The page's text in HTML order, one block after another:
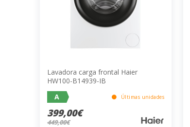
Lavadora carga frontal Haier
HW100-B14939-IB
A
Últimas unidades
399,00€
449,00€